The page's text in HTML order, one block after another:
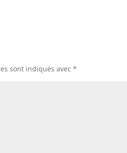
sont indiqués avec*